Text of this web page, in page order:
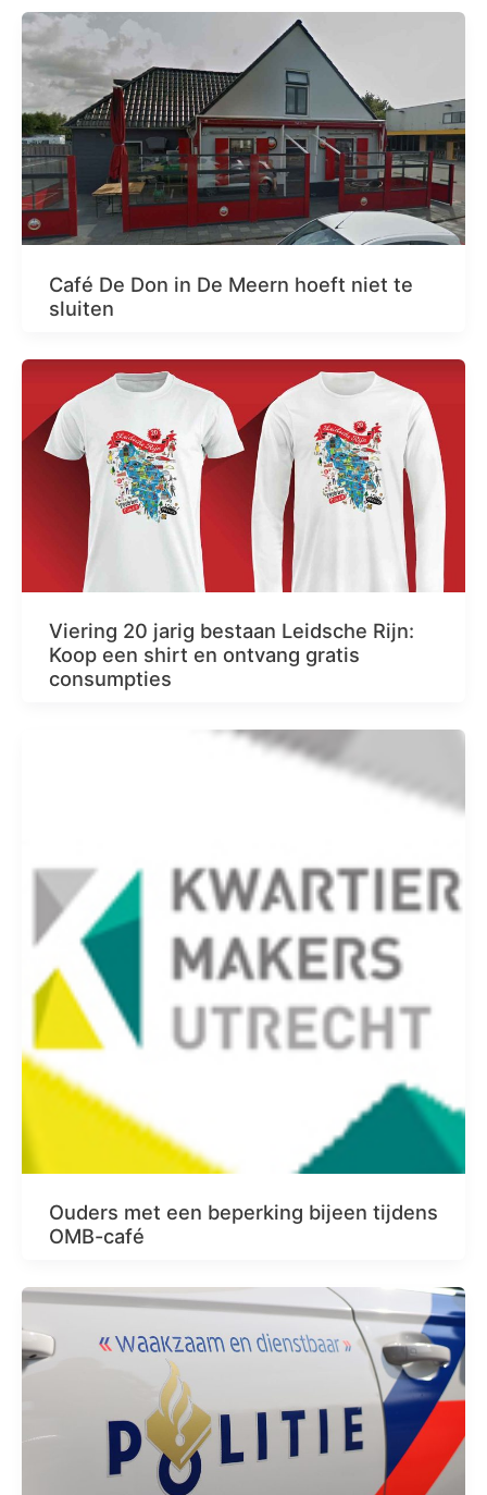
Café De Don in De Meern hoeft niet te
sluiten
Viering 20 jarig bestaan Leidsche Rijn:
Koop een shirt en ontvang gratis
consumpties
Ouders met een beperking bijeen tijdens
OMB-café